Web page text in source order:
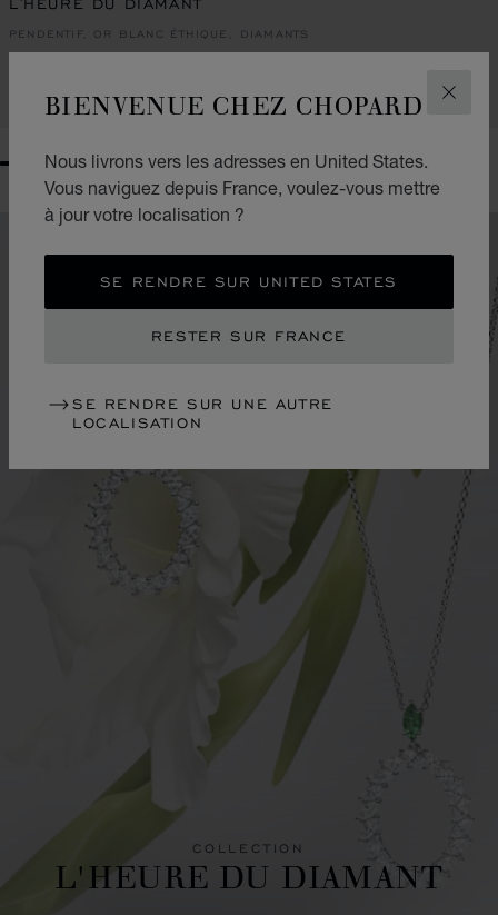
BIENVENUE CHEZ CHOPARD
Nous livrons vers les adresses en United States.
Vous naviguez depuis France, voulez-vous mettre
à jour votre localisation ?
SE RENDRE SUR UNITED STATES
RESTER SUR FRANCE
SE RENDRE SUR UNE AUTRE
LOCALISATION
L'HEURE DU DIAMANT
PENDENTIF, OR BLANC ÉTHIQUE, DIAMANTS
€ 31,900
APPELEZ-NOUS
GO TO SLIDE 1
GO TO SLIDE 2
GO TO SLIDE 3
GO TO SLIDE 4
GO TO SLIDE 5
GO TO SLIDE 6
GO TO SLIDE 7
GO TO SLIDE 8
COLLECTION
L'HEURE DU DIAMANT